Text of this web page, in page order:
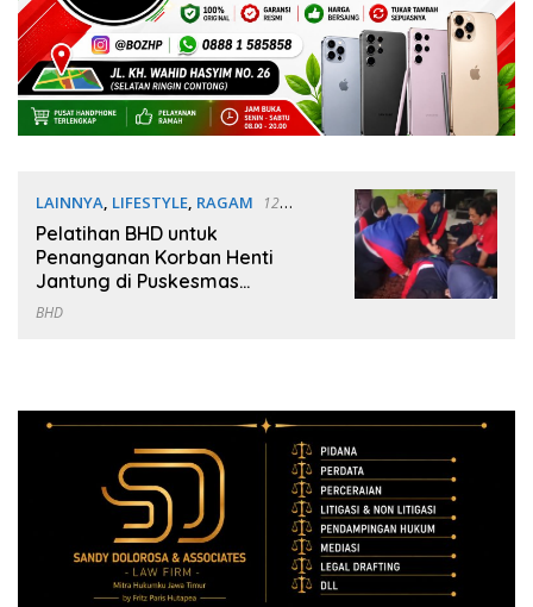
LAINNYA, LIFESTYLE, RAGAM
12
November 2023
Pelatihan BHD untuk
Penanganan Korban Henti
Jantung di Puskesmas
Mojoagung Jombang
BHD